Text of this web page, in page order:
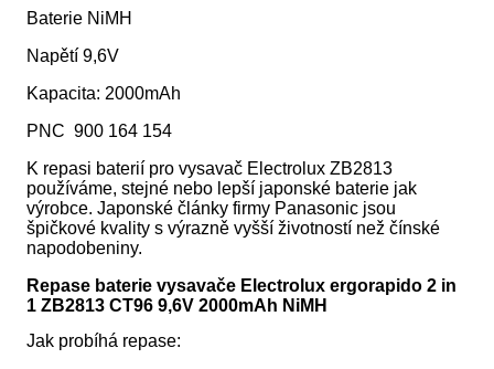
Baterie NiMH
Napětí 9,6V
Kapacita: 2000mAh
PNC 900 164 154
K repasi baterií pro vysavač Electrolux ZB2813
používáme, stejné nebo lepší japonské baterie jak
výrobce. Japonské články firmy Panasonic jsou
špičkové kvality s výrazně vyšší životností než čínské
napodobeniny.
Repase baterie vysavače Electrolux ergorapido 2 in
1 ZB2813 CT96 9,6V 2000mAh NiMH
Jak probíhá repase: